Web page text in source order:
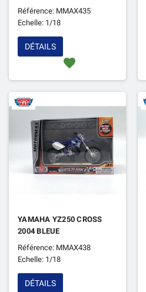
Référence: MMAX435
Echelle: 1/18
favorite
DÉTAILS
YAMAHA YZ250 CROSS
2004 BLEUE
Référence: MMAX438
Echelle: 1/18
DÉTAILS